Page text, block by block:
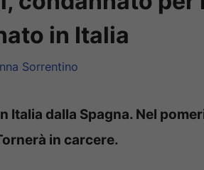
in Italia
Sorrentino
Italia dalla Spagna. Nel
in carcere.